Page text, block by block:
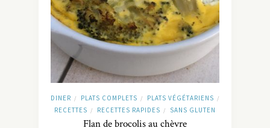
DINER / PLATS COMPLETS / PLATS VÉGÉTARIENS /
RECETTES / RECETTES RAPIDES / SANS GLUTEN
Flan de brocolis au chèvre